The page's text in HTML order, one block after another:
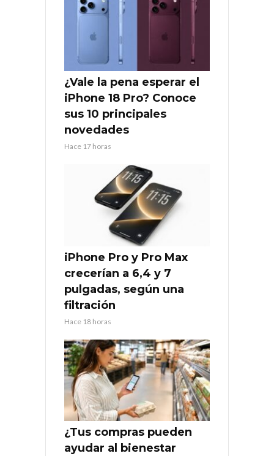
¿Vale la pena esperar el
iPhone 18 Pro? Conoce
sus 10 principales
novedades
Hace 17 horas
iPhone Pro y Pro Max
crecerían a 6,4 y 7
pulgadas, según una
filtración
Hace 18 horas
¿Tus compras pueden
ayudar al bienestar